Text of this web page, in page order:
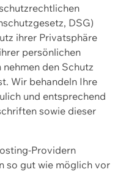
DSG)
ihrer Privatsphäre
persönlichen
den Schutz
Wir behandeln Ihre
und entsprechend
sowie dieser
Providern
so gut wie möglich vor